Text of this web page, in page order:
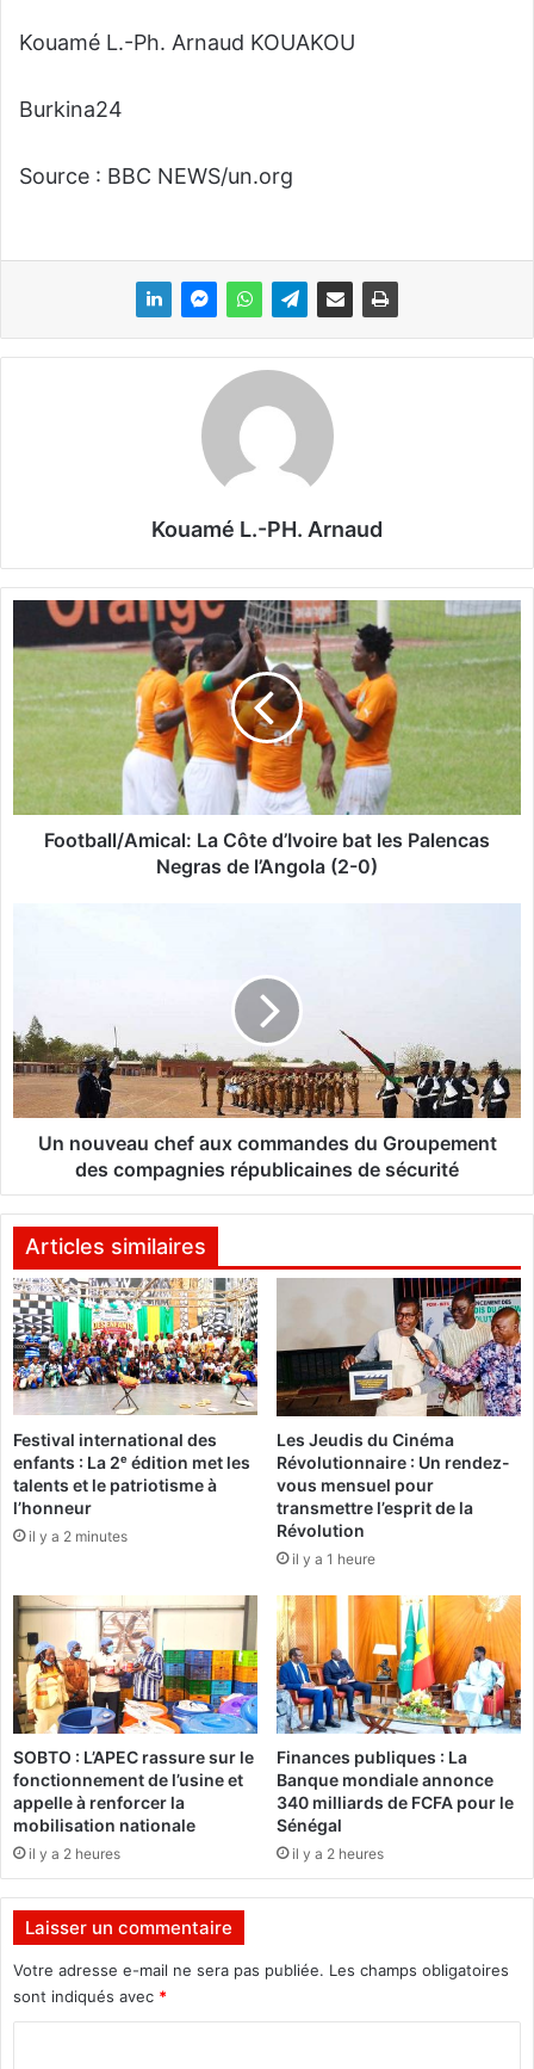
Kouamé L.-Ph. Arnaud KOUAKOU
Burkina24
Source : BBC NEWS/un.org
Kouamé L.-PH. Arnaud
b
/
a
C
ô
t
I
i
r
e
b
a
t
l
e
s
P
a
n
c
a
s
N
e
g
r
a
d
l
’
A
n
Football/Amical: La Côte d’Ivoire bat les Palencas
Negras de l’Angola (2-0)
v
e
a
u
e
f
u
x
c
o
m
m
a
n
d
e
s
d
G
r
o
u
p
e
e
n
t
d
s
o
m
p
a
Un nouveau chef aux commandes du Groupement
des compagnies républicaines de sécurité
Articles similaires
Festival international des
enfants : La 2ᵉ édition met les
talents et le patriotisme à
l’honneur
il y a 2 minutes
Les Jeudis du Cinéma
Révolutionnaire : Un rendez-
vous mensuel pour
transmettre l’esprit de la
Révolution
il y a 1 heure
SOBTO : L’APEC rassure sur le
fonctionnement de l’usine et
appelle à renforcer la
mobilisation nationale
il y a 2 heures
Finances publiques : La
Banque mondiale annonce
340 milliards de FCFA pour le
Sénégal
il y a 2 heures
Laisser un commentaire
Votre adresse e-mail ne sera pas publiée. Les champs obligatoires
sont indiqués avec *